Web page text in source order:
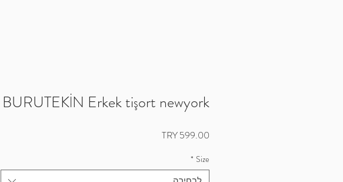
BURUTEKİN Erkek tişort newyork
מחיר
Size
*